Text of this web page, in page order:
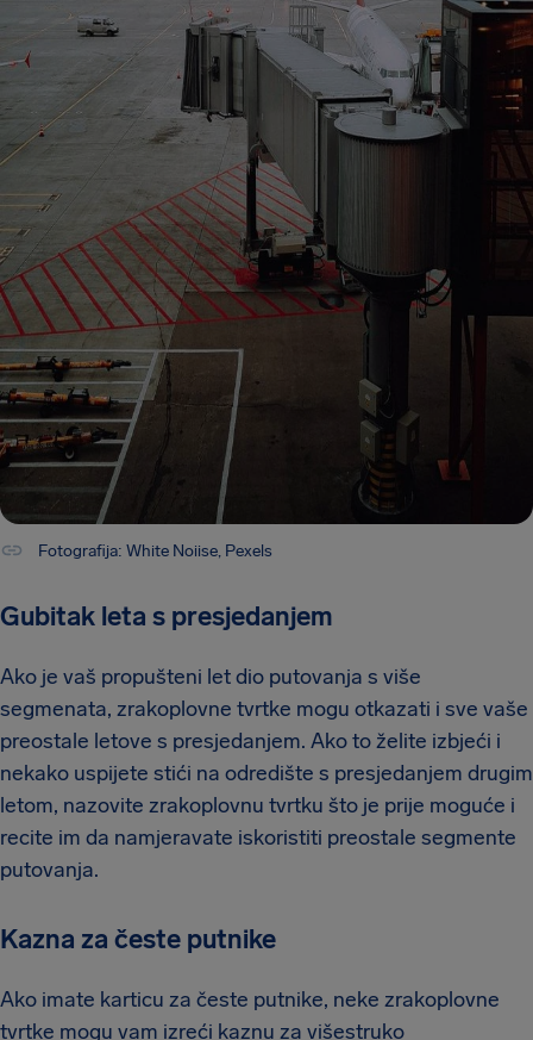
Fotografija: White Noiise, Pexels
Gubitak leta s presjedanjem
Ako je vaš propušteni let dio putovanja s više
segmenata, zrakoplovne tvrtke mogu otkazati i sve vaše
preostale letove s presjedanjem. Ako to želite izbjeći i
nekako uspijete stići na odredište s presjedanjem drugim
letom, nazovite zrakoplovnu tvrtku što je prije moguće i
recite im da namjeravate iskoristiti preostale segmente
putovanja.
Kazna za česte putnike
Ako imate karticu za česte putnike, neke zrakoplovne
tvrtke mogu vam izreći kaznu za višestruko